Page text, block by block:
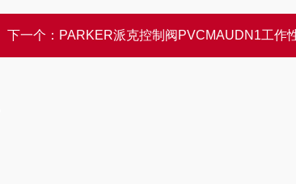
下一个： PARKER派克控制阀PVCMAUDN1工作